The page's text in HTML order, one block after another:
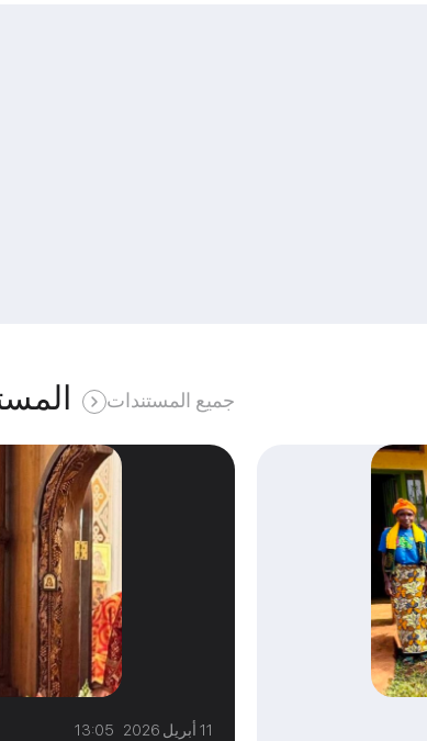
جميع المستندات
11 أبريل 2026 13:05